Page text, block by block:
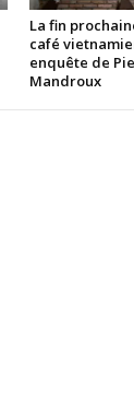
La fin
café
enquête de
Mandroux